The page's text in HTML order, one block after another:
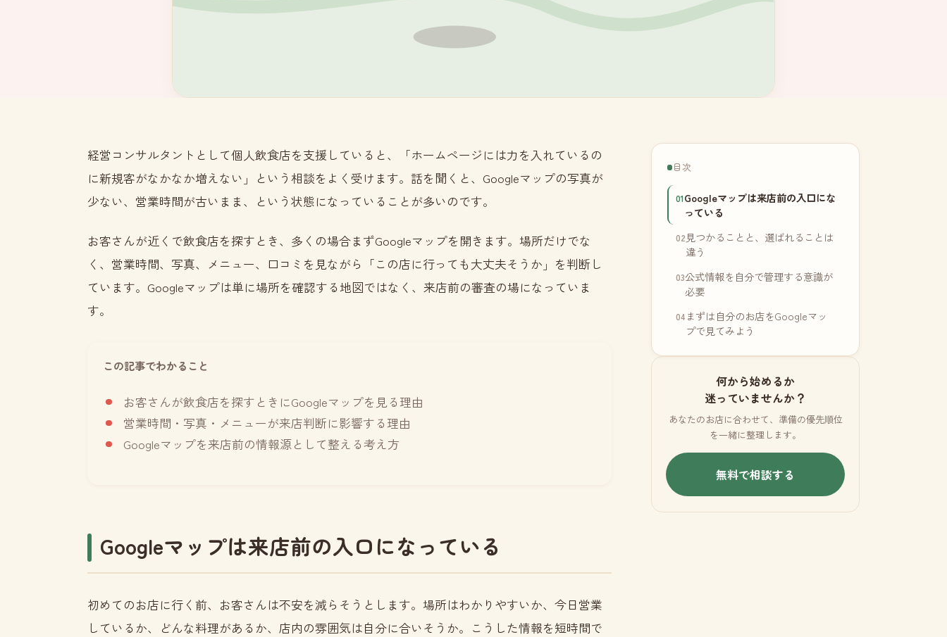
目次
Googleマップは来店前の入口にな
っている
見つかることと、選ばれることは
違う
公式情報を自分で管理する意識が
必要
まずは自分のお店をGoogleマッ
プで見てみよう
何から始めるか
迷っていませんか？
あなたのお店に合わせて、準備の優先順位
を一緒に整理します。
無料で相談する
経営コンサルタントとして個人飲食店を支援していると、「ホームページには力を入れているの
に新規客がなかなか増えない」という相談をよく受けます。話を聞くと、Googleマップの写真が
少ない、営業時間が古いまま、という状態になっていることが多いのです。
お客さんが近くで飲食店を探すとき、多くの場合まずGoogleマップを開きます。場所だけでな
く、営業時間、写真、メニュー、口コミを見ながら「この店に行っても大丈夫そうか」を判断し
ています。Googleマップは単に場所を確認する地図ではなく、来店前の審査の場になっていま
す。
この記事でわかること
お客さんが飲食店を探すときにGoogleマップを見る理由
営業時間・写真・メニューが来店判断に影響する理由
Googleマップを来店前の情報源として整える考え方
Googleマップは来店前の入口になっている
初めてのお店に行く前、お客さんは不安を減らそうとします。場所はわかりやすいか、今日営業
しているか、どんな料理があるか、店内の雰囲気は自分に合いそうか。こうした情報を短時間で